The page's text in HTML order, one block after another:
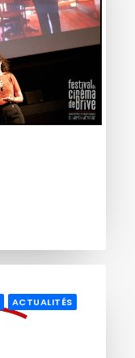
ACTUALITÉS